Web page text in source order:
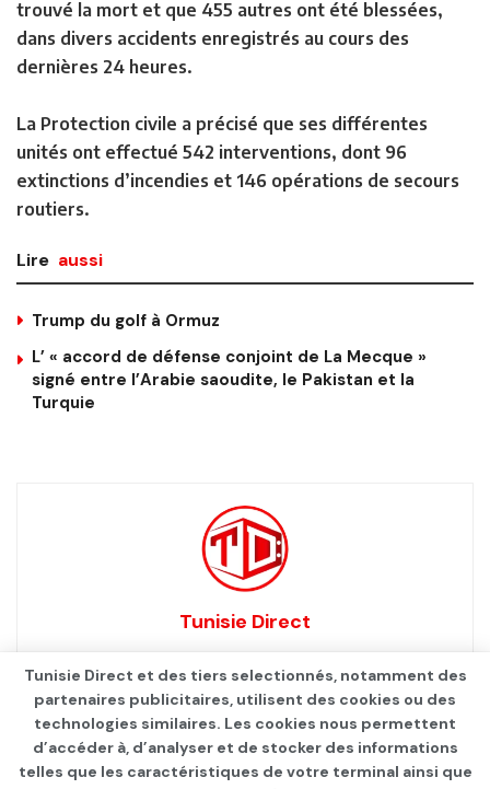
trouvé la mort et que 455 autres ont été blessées,
dans divers accidents enregistrés au cours des
dernières 24 heures.
La Protection civile a précisé que ses différentes
unités ont effectué 542 interventions, dont 96
extinctions d’incendies et 146 opérations de secours
routiers.
Lire aussi
Trump du golf à Ormuz
L’ « accord de défense conjoint de La Mecque »
signé entre l’Arabie saoudite, le Pakistan et la
Turquie
Tunisie Direct
Tunisie Direct et des tiers selectionnés, notamment des
partenaires publicitaires, utilisent des cookies ou des
technologies similaires. Les cookies nous permettent
d’accéder à, d’analyser et de stocker des informations
telles que les caractéristiques de votre terminal ainsi que